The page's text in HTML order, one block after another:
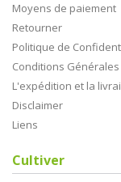
Moyens de paiement
Retourner
Politique de
Conditions Générales
L'expédition et la
Disclaimer
Liens
Cultiver